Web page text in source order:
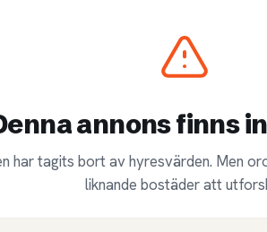
annons finns
har tagits bort av hyresvärden. Men
liknande bostäder att